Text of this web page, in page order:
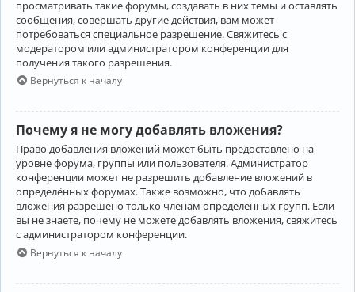
просматривать такие форумы, создавать в них темы и оставлять
сообщения, совершать другие действия, вам может
потребоваться специальное разрешение. Свяжитесь с
модератором или администратором конференции для
получения такого разрешения.
Вернуться к началу
Почему я не могу добавлять вложения?
Право добавления вложений может быть предоставлено на
уровне форума, группы или пользователя. Администратор
конференции может не разрешить добавление вложений в
определённых форумах. Также возможно, что добавлять
вложения разрешено только членам определённых групп. Если
вы не знаете, почему не можете добавлять вложения, свяжитесь
с администратором конференции.
Вернуться к началу